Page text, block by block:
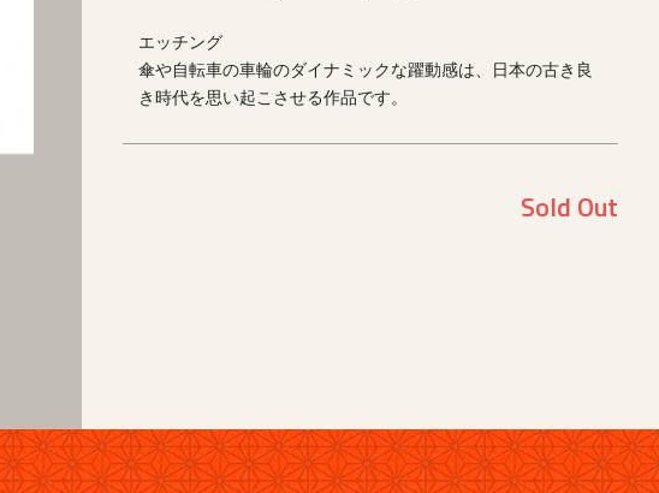
エッチング
傘や自転車の車輪のダイナミックな躍動感は、日本の古き良
き時代を思い起こさせる作品です。
Sold Out